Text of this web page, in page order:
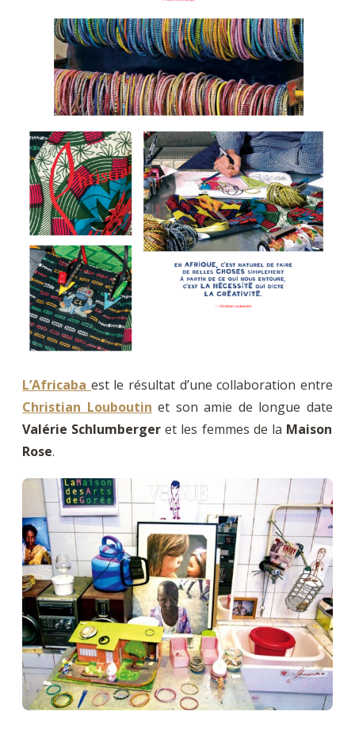
L’Africaba est le résultat d’une collaboration entre
Christian Louboutin et son amie de longue date
Valérie Schlumberger et les femmes de la Maison
Rose.